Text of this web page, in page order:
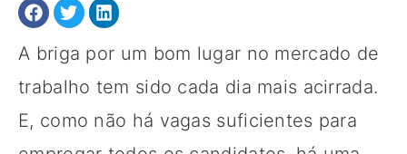
A briga por um bom lugar no mercado de
trabalho tem sido cada dia mais acirrada.
E, como não há vagas suficientes para